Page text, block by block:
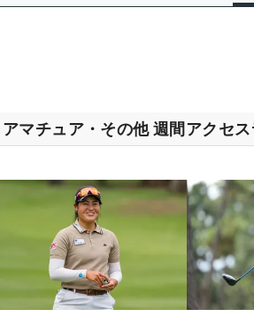
アマチュア・その他 週間アクセ